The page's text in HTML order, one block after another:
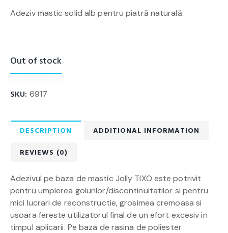
Adeziv mastic solid alb pentru piatră naturală.
Out of stock
SKU: 6917
DESCRIPTION ADDITIONAL INFORMATION
REVIEWS (0)
Adezivul pe baza de mastic Jolly TIXO este potrivit
pentru umplerea golurilor/discontinuitatilor si pentru
mici lucrari de reconstructie, grosimea cremoasa si
usoara fereste utilizatorul final de un efort excesiv in
timpul aplicarii. Pe baza de rasina de poliester